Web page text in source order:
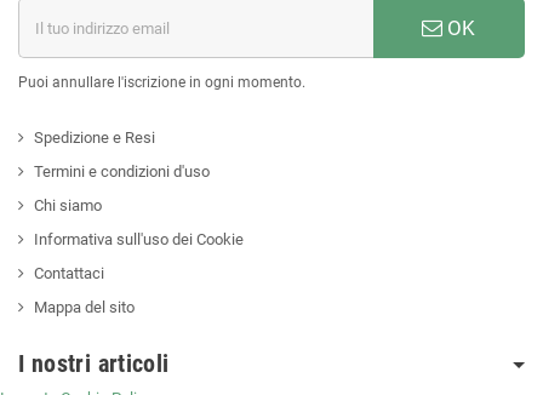
OK
Puoi annullare l'iscrizione in ogni momento.
Spedizione e Resi
Termini e condizioni d'uso
Chi siamo
Informativa sull'uso dei Cookie
Contattaci
Mappa del sito
I nostri articoli